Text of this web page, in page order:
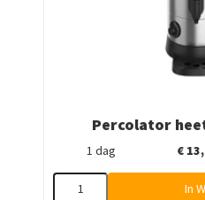
Percolator
1 dag €
In